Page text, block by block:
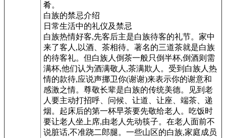
肴。
白族的禁忌介绍
日常生活中的礼仪及禁忌
白族热情好客,先客后主是白族待客的礼节。家中
来了客人,以酒、茶相待。著名的三道茶就是白族
的待客礼。但白族人倒茶一般只倒半杯,倒酒则需
满杯,他们认为酒满敬人,茶满欺人。受到白族人热
情的款待,应说声挪卫你(谢谢)来表示你的谢意和
感激之情。尊敬长辈是白族的传统美德。见到老
人要主动打招呼、问候、让道、让座、端茶、递
烟。起床后的第一杯早茶要先敬给老人。吃饭时
要让老人坐上席,由老人先动筷子。在老人面前不
说脏话,不准跷二郎腿。一些山区的白族,家庭成员